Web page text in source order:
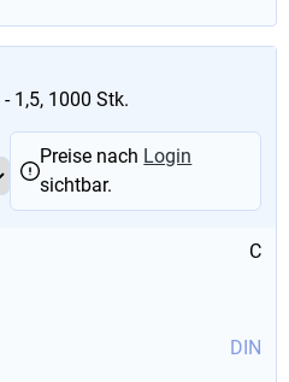
1,5, 1000 Stk.
C
DIN
Preise nach Login
sichtbar.